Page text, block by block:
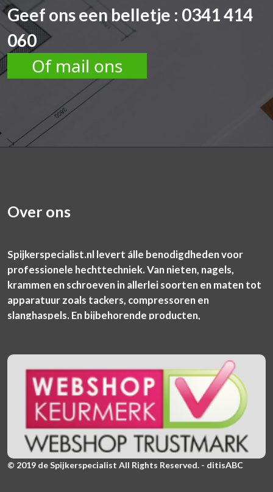
Geef ons een belletje : 0341 414
060
Of mail ons
Over ons
Spijkerspecialist.nl levert álle benodigdheden voor
professionele hechttechniek. Van nieten, nagels,
krammen en schroeven in allerlei soorten en maten tot
apparatuur zoals tackers, compressoren en
slanghaspels. En bijbehorende producten,
© 2019 de Spijkerspecialist All Rights Reserved. - ditisABC